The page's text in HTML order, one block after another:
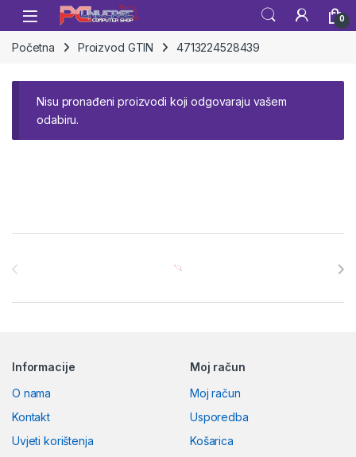
Skip to navigation
Skip to content
Open 0
Početna Proizvod GTIN 4713224528439
Nisu pronađeni proizvodi koji odgovaraju vašem
odabiru.
Informacije
O nama
Kontakt
Uvjeti korištenja
Moj račun
Moj račun
Usporedba
Košarica